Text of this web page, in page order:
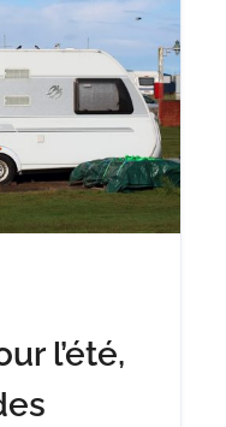
l’été,